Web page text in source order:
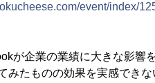
event/index/
が企業の業績に大きな影響
みたものの効果を実感でき